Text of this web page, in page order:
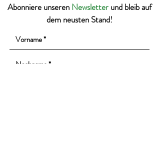
Abonniere unseren Newsletter und bleib auf
dem neusten Stand!